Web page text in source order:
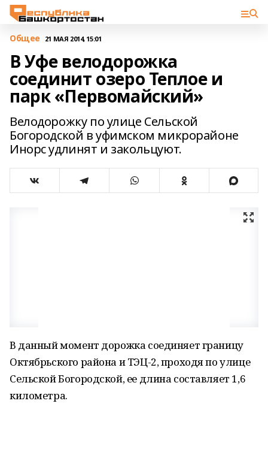
Общее 21 МАЯ 2014, 15:01
В Уфе велодорожка
соединит озеро Теплое и
парк «Первомайский»
Велодорожку по улице Сельской
Богородской в уфимском микрорайоне
Инорс удлинят и закольцуют.
В данный момент дорожка соединяет границу
Октябрьского района и ТЭЦ-2, проходя по улице
Сельской Богородской, ее длина составляет 1,6
километра.